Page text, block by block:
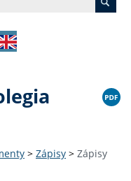
> Zápisy > Zápisy